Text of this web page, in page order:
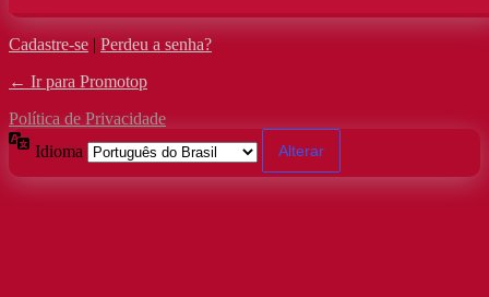
Cadastre-se | Perdeu a senha?
← Ir para Promotop
Política de Privacidade
Idioma